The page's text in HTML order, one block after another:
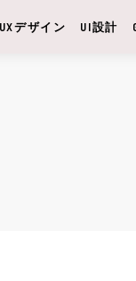
UXデザイン UI設計